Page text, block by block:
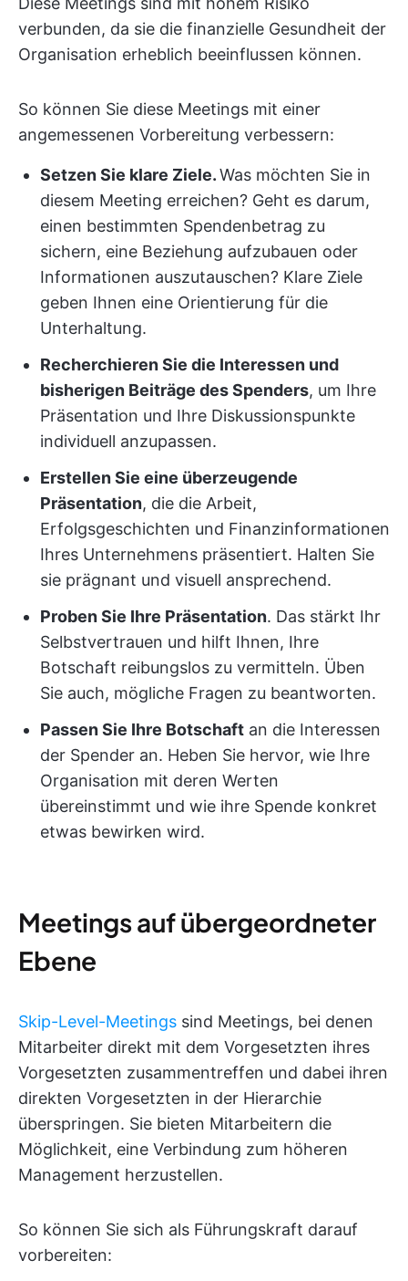
verbunden, da sie die finanzielle Gesundheit der
Organisation erheblich beeinflussen können.
So können Sie diese Meetings mit einer
angemessenen Vorbereitung verbessern:
Setzen Sie klare Ziele.Was möchten Sie in
diesem Meeting erreichen? Geht es darum,
einen bestimmten Spendenbetrag zu
sichern, eine Beziehung aufzubauen oder
Informationen auszutauschen? Klare Ziele
geben Ihnen eine Orientierung für die
Unterhaltung.
Recherchieren Sie die Interessen und
bisherigen Beiträge des Spenders, um Ihre
Präsentation und Ihre Diskussionspunkte
individuell anzupassen.
Erstellen Sie eine überzeugende
Präsentation, die die Arbeit,
Erfolgsgeschichten und Finanzinformationen
Ihres Unternehmens präsentiert. Halten Sie
sie prägnant und visuell ansprechend.
Proben Sie Ihre Präsentation. Das stärkt Ihr
Selbstvertrauen und hilft Ihnen, Ihre
Botschaft reibungslos zu vermitteln. Üben
Sie auch, mögliche Fragen zu beantworten.
Passen Sie Ihre Botschaft an die Interessen
der Spender an. Heben Sie hervor, wie Ihre
Organisation mit deren Werten
übereinstimmt und wie ihre Spende konkret
etwas bewirken wird.
Meetings auf übergeordneter
Ebene
Skip-Level-Meetings sind Meetings, bei denen
Mitarbeiter direkt mit dem Vorgesetzten ihres
Vorgesetzten zusammentreffen und dabei ihren
direkten Vorgesetzten in der Hierarchie
überspringen. Sie bieten Mitarbeitern die
Möglichkeit, eine Verbindung zum höheren
Management herzustellen.
So können Sie sich als Führungskraft darauf
vorbereiten: